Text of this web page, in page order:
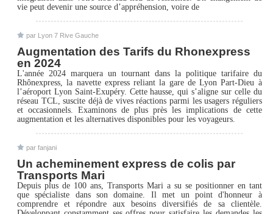
vie peut devenir une source d’appréhension, voire de
par Lyon 7 Rive Gauche
Augmentation des Tarifs du Rhonexpress
en 2024
L'année 2024 marquera un tournant dans la politique tarifaire du
Rhônexpress, la navette express reliant la gare de Lyon Part-Dieu à
l’aéroport Lyon Saint-Exupéry. Cette hausse, qui s’aligne sur celle du
réseau TCL, suscite déjà de vives réactions parmi les usagers réguliers
et occasionnels. Examinons de plus près les implications de cette
augmentation et les alternatives disponibles pour les voyageurs.
par fanjani
Un acheminement express de colis par
Transports Mari
Depuis plus de 100 ans, Transports Mari a su se positionner en tant
que spécialiste dans son domaine. Il met un point d'honneur à
comprendre et répondre aux besoins diversifiés de sa clientèle.